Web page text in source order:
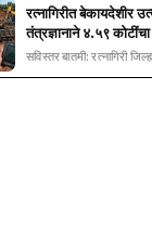
रत्नागिरीत बेकायदेशीर
तंत्रज्ञानाने ४.५९
सविस्तर बातमी: रत्नागिरी